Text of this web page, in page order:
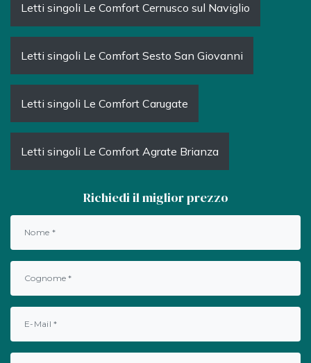
Letti singoli Le Comfort Cernusco sul Naviglio
Letti singoli Le Comfort Sesto San Giovanni
Letti singoli Le Comfort Carugate
Letti singoli Le Comfort Agrate Brianza
Richiedi il miglior prezzo